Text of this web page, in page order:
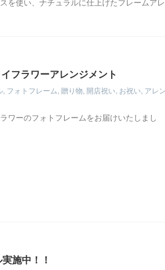
を使い、ナチュラルに仕上げたフレームアレ
フラワーアレンジメント
, フォトフレーム,贈り物,開店祝い, お祝い, アレ
ワーのフォトフレームをお届けいたしまし
施中！！